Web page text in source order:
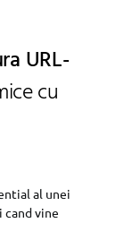
URL-
cu
al unei
cand vine